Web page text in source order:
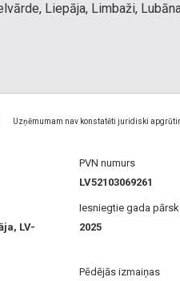
Liepāja, Limbaži,
Pļaviņas, Rēzekne, Rīga,
Viļāni, Zilupe, Ķegums,
Uzņēmumam nav konstatēti juridiski
PVN numurs
LV52103069261
LV-
Iesniegtie gada
2025
Pēdējās izmaiņas